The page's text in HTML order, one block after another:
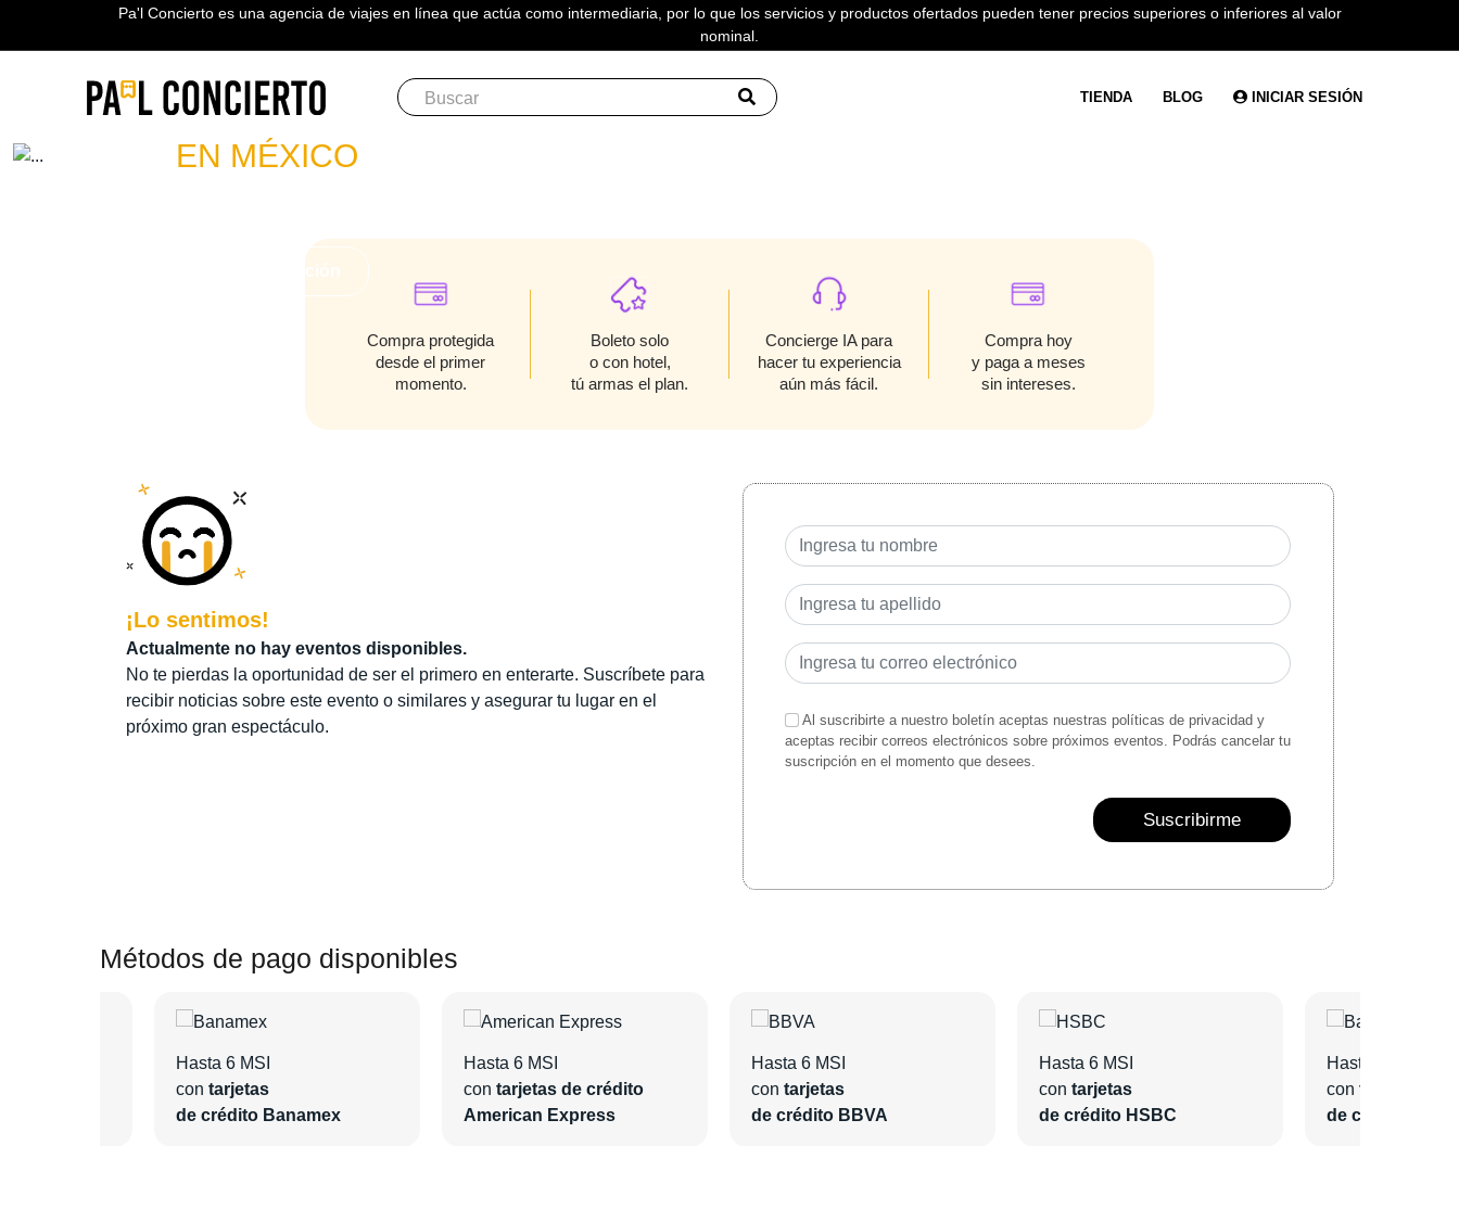
Pa'l Concierto es una agencia de viajes en línea que actúa como intermediaria, por lo que los servicios y productos ofertados pueden tener precios superiores o inferiores al valor
nominal.
TIENDA BLOG INICIAR SESIÓN
CHRISTIAN NODAL
EN MÉXICO
Compra protegida
desde el primer
momento.
Boleto solo
o con hotel,
tú armas el plan.
Concierge IA para
hacer tu experiencia
aún más fácil.
Compra hoy
y paga a meses
sin intereses.
¡Lo sentimos!
Actualmente no hay eventos disponibles.
No te pierdas la oportunidad de ser el primero en enterarte. Suscríbete para
recibir noticias sobre este evento o similares y asegurar tu lugar en el
próximo gran espectáculo.
Al suscribirte a nuestro boletín aceptas nuestras políticas de privacidad y
aceptas recibir correos electrónicos sobre próximos eventos. Podrás cancelar tu
suscripción en el momento que desees.
Suscribirme
Métodos de pago disponibles
Hasta 6 MSI
con tarjetas
de crédito Banamex
Hasta 6 MSI
con tarjetas de crédito
American Express
Hasta 6 MSI
con tarjetas
de crédito BBVA
Hasta 6 MSI
con tarjetas
de crédito HSBC
Hasta 6 MSI
con tarjetas
de crédito